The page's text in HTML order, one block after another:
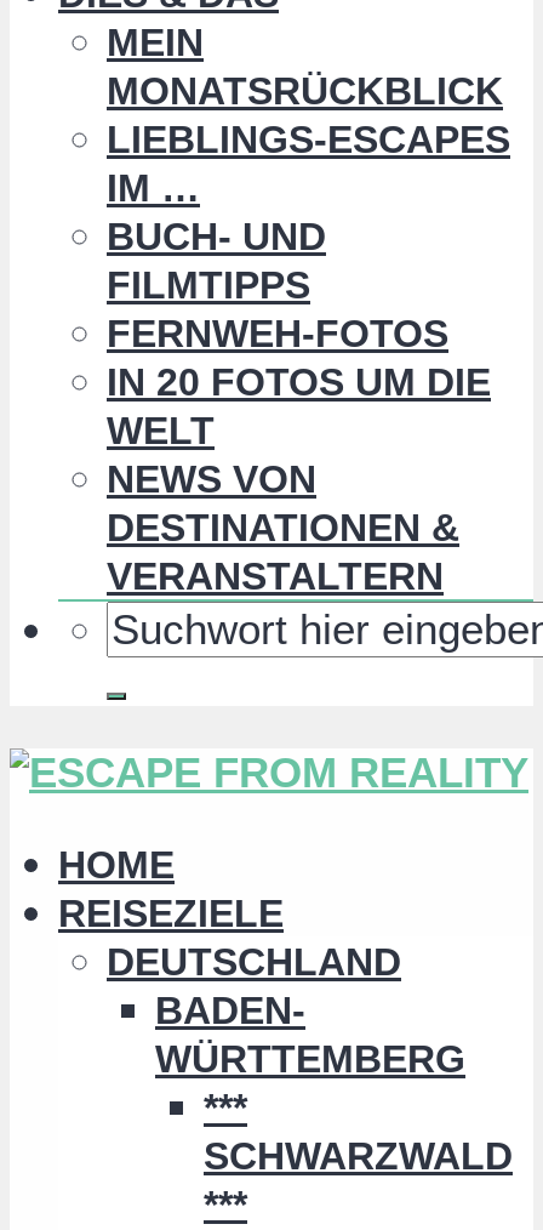
MEIN
MONATSRÜCKBLICK
LIEBLINGS-ESCAPES
IM …
BUCH- UND
FILMTIPPS
FERNWEH-FOTOS
IN 20 FOTOS UM DIE
WELT
NEWS VON
DESTINATIONEN &
VERANSTALTERN
HOME
REISEZIELE
DEUTSCHLAND
BADEN-
WÜRTTEMBERG
***
SCHWARZWALD
***